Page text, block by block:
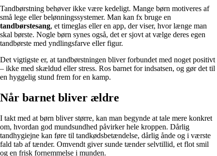
Tandbørstning behøver ikke være kedeligt. Mange børn motiveres af
små lege eller belønningssystemer. Man kan fx bruge en
tandbørstesang, et timeglas eller en app, der viser, hvor længe man
skal børste. Nogle børn synes også, det er sjovt at vælge deres egen
tandbørste med yndlingsfarve eller figur.
Det vigtigste er, at tandbørstningen bliver forbundet med noget positivt
– ikke med skældud eller stress. Ros barnet for indsatsen, og gør det til
en hyggelig stund frem for en kamp.
Når barnet bliver ældre
I takt med at børn bliver større, kan man begynde at tale mere konkret
om, hvordan god mundsundhed påvirker hele kroppen. Dårlig
tandhygiejne kan føre til tandkødsbetændelse, dårlig ånde og i værste
fald tab af tænder. Omvendt giver sunde tænder selvtillid, et flot smil
og en frisk fornemmelse i munden.